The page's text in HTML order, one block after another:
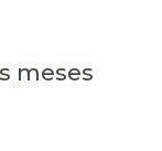
meses